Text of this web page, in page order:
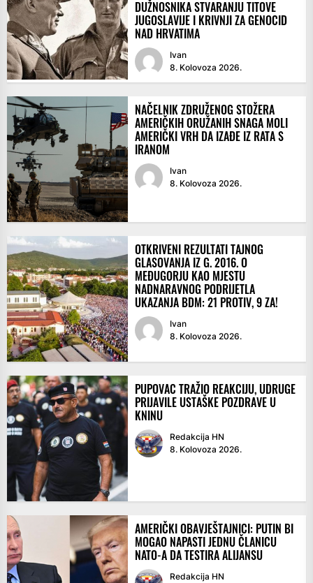
DUŽNOSNIKA STVARANJU TITOVE
JUGOSLAVIJE I KRIVNJI ZA GENOCID
NAD HRVATIMA
Ivan
8. Kolovoza 2026.
NAČELNIK ZDRUŽENOG STOŽERA
AMERIČKIH ORUŽANIH SNAGA MOLI
AMERIČKI VRH DA IZAĐE IZ RATA S
IRANOM
Ivan
8. Kolovoza 2026.
OTKRIVENI REZULTATI TAJNOG
GLASOVANJA IZ G. 2016. O
MEĐUGORJU KAO MJESTU
NADNARAVNOG PODRIJETLA
UKAZANJA BDM: 21 PROTIV, 9 ZA!
Ivan
8. Kolovoza 2026.
PUPOVAC TRAŽIO REAKCIJU, UDRUGE
PRIJAVILE USTAŠKE POZDRAVE U
KNINU
Redakcija HN
8. Kolovoza 2026.
AMERIČKI OBAVJEŠTAJNICI: PUTIN BI
MOGAO NAPASTI JEDNU ČLANICU
NATO-A DA TESTIRA ALIJANSU
Redakcija HN